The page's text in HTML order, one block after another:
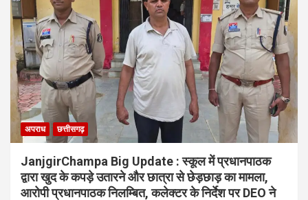
अपराध छत्तीसगढ़
JanjgirChampa Big Update : स्कूल में प्रधानपाठक
द्वारा खुद के कपड़े उतारने और छात्रा से छेड़छाड़ का मामला,
आरोपी प्रधानपाठक निलम्बित, कलेक्टर के निर्देश पर DEO ने